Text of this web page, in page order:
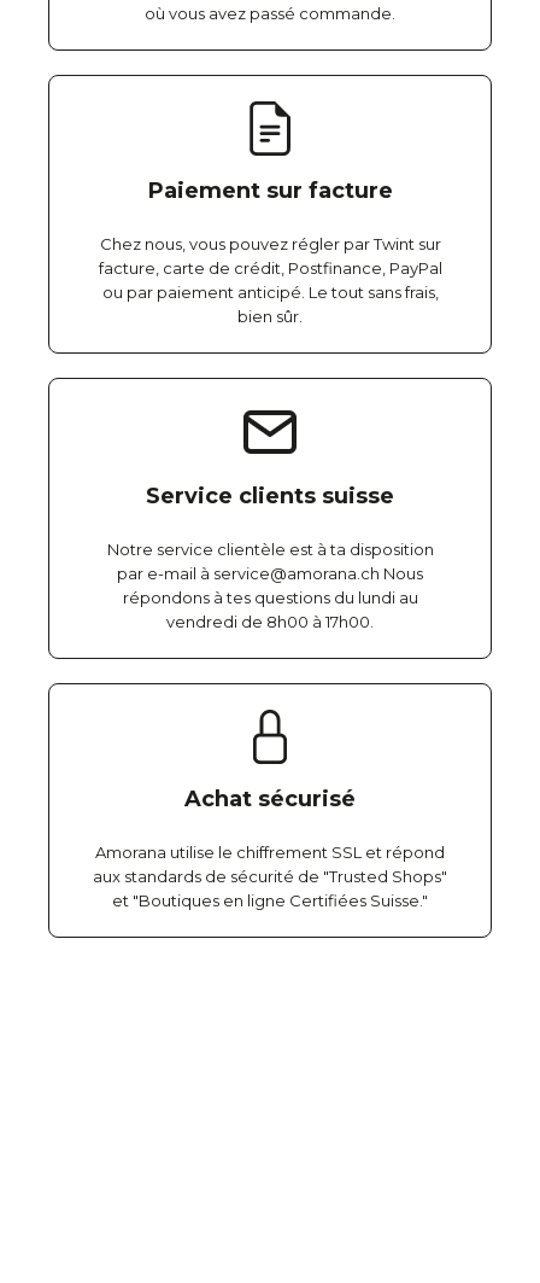
où vous avez passé commande.
Paiement sur facture
Chez nous, vous pouvez régler par Twint sur
facture, carte de crédit, Postfinance, PayPal
ou par paiement anticipé. Le tout sans frais,
bien sûr.
Service clients suisse
Notre service clientèle est à ta disposition
par e-mail à service@amorana.ch Nous
répondons à tes questions du lundi au
vendredi de 8h00 à 17h00.
Achat sécurisé
Amorana utilise le chiffrement SSL et répond
aux standards de sécurité de "Trusted Shops"
et "Boutiques en ligne Certifiées Suisse."